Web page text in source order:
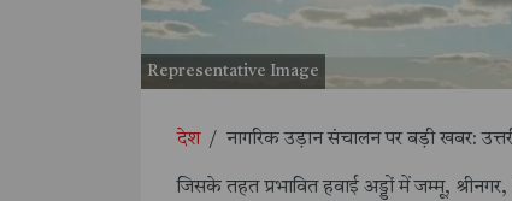
Representative Image
देश / नागरिक उड़ान संचालन पर बड़ी खबर:
जिसके तहत प्रभावित हवाई अड्डों में जम्मू,